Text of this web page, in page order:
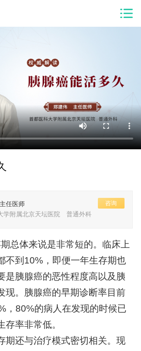
主任医师 咨询
学附属北京天坛医院 普通外科
总体来说是非常短的。临床上
不到10%，即便一年生存期也
是胰腺癌的恶性程度高以及胰
现。胰腺癌的早期诊断率目前
，80%的病人在发现的时候已
率非常低。
期还与治疗模式密切相关。现